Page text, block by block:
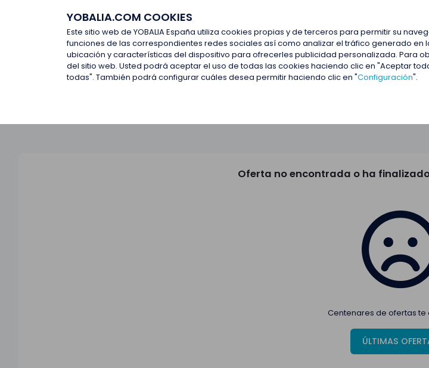
YOBALIA.COM COOKIES
Este sitio web de YOBALIA España utiliza cookies propias y de terceros para permitir su
funciones de las correspondientes redes sociales así como analizar el tráfico generado
ubicación y características del dispositivo para ofrecerles publicidad personalizada. Para
del sitio web. Usted podrá aceptar el uso de todas las cookies haciendo clic en "Aceptar
todas". También podrá configurar cuáles desea permitir haciendo clic en "Configuración".
Últimas ofertas
Últimas ofertas
Oferta no encontrada o ha
Centenares de ofertas te
ÚLTIMAS